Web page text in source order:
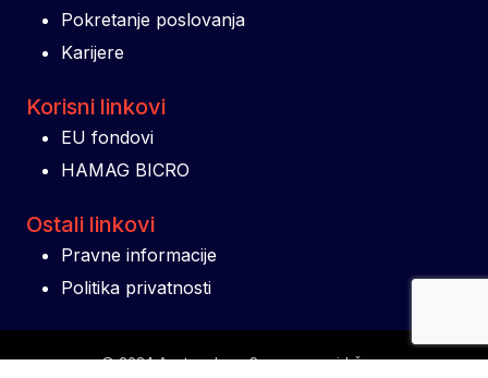
Pokretanje poslovanja
Karijere
Korisni linkovi
EU fondovi
HAMAG BICRO
Ostali linkovi
Pravne informacije
Politika privatnosti
© 2024 Aestus d.o.o. Sva prava pridržana